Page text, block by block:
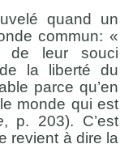
quand un
commun: «
de leur souci
la liberté du
parce qu’en
monde qui est
, p. 203). C’est
revient à dire la